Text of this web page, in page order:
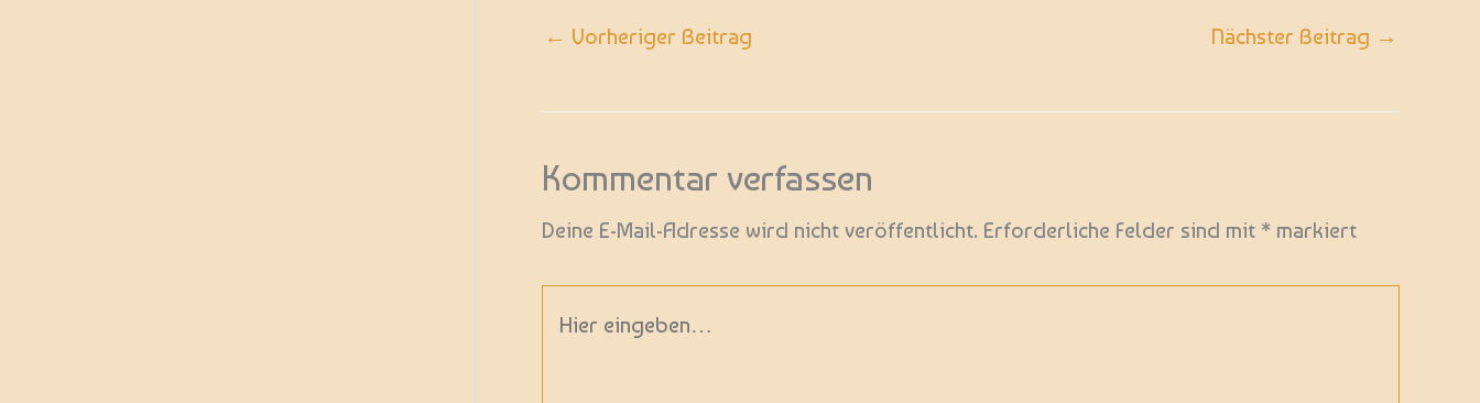
← Vorheriger Beitrag Nächster Beitrag →
Kommentar verfassen
Deine E-Mail-Adresse wird nicht veröffentlicht. Erforderliche Felder sind mit * markiert